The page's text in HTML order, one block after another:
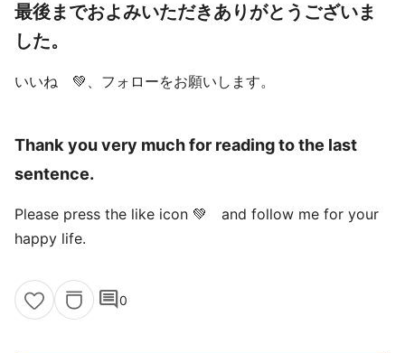
最後までおよみいただきありがとうございま
した。
いいね 💚、フォローをお願いします。
Thank you very much for reading to the last
sentence.
Please press the like icon 💚 and follow me for your
happy life.
comment0